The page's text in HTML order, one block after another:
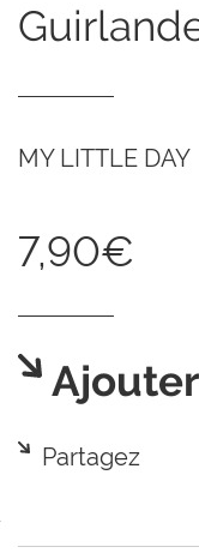
MY LITTLE DAY
7,90€
Partagez